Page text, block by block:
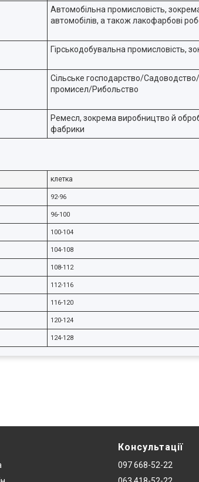
Автомобільна промисловість,
автомобілів, а також лакофарбові
Гірськодобувальна промисловість,
Сільське господарство/
промисел/Рибольство
Ремесл, зокрема виробництво й
фабрики
клетка
92-96
96-100
100-104
104-108
108-112
112-116
116-120
120-124
124-128
Консультації
097 668-52-22